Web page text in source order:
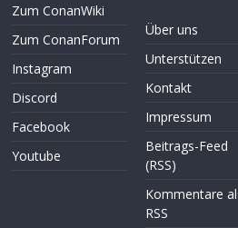
Zum ConanWiki
Zum ConanForum
Instagram
Discord
Facebook
Youtube
Über uns
Unterstützen
Kontakt
Impressum
Beitrags-Feed
(RSS)
Kommentare
RSS